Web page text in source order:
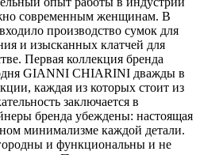
современным женщинам. В
производство сумок для
и изысканных клатчей для
Первая коллекция бренда
GIANNI CHIARINI дважды в
каждая из которых стоит из
заключается в
бренда убеждены: настоящая
минимализме каждой детали.
и функциональны и не